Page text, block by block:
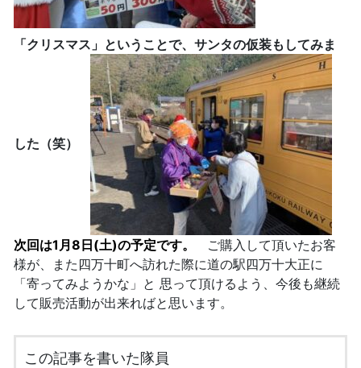
「クリスマス」ということで、サンタの仮装もしてみま
した（笑）
次回は1月8日(土)の予定です。
ご購入して頂いたお客
様が、また四万十町へ訪れた際に道の駅四万十大正に
「寄ってみようかな」と 思って頂けるよう、今後も継続
して販売活動が出来ればと思います。
この記事を書いた隊員